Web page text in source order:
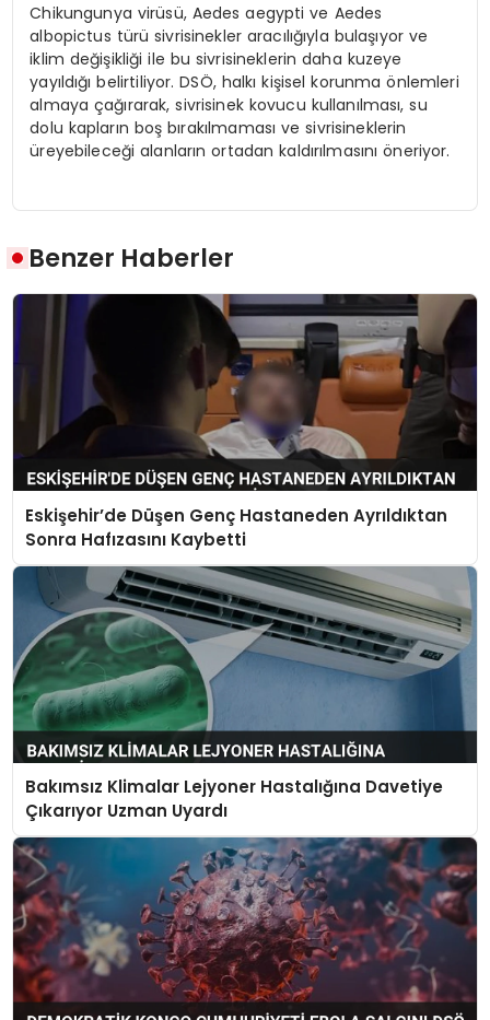
Chikungunya virüsü, Aedes aegypti ve Aedes
albopictus türü sivrisinekler aracılığıyla bulaşıyor ve
iklim değişikliği ile bu sivrisineklerin daha kuzeye
yayıldığı belirtiliyor. DSÖ, halkı kişisel korunma önlemleri
almaya çağırarak, sivrisinek kovucu kullanılması, su
dolu kapların boş bırakılmaması ve sivrisineklerin
üreyebileceği alanların ortadan kaldırılmasını öneriyor.
Benzer Haberler
Eskişehir’de Düşen Genç Hastaneden Ayrıldıktan
Sonra Hafızasını Kaybetti
Bakımsız Klimalar Lejyoner Hastalığına Davetiye
Çıkarıyor Uzman Uyardı